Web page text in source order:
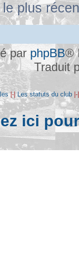
le plus
par phpBB®
Traduit
|-|Les statuts du club
ici